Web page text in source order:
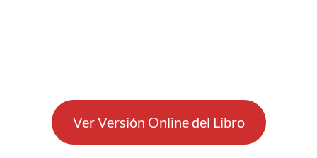
Ver Versión Online del Libro